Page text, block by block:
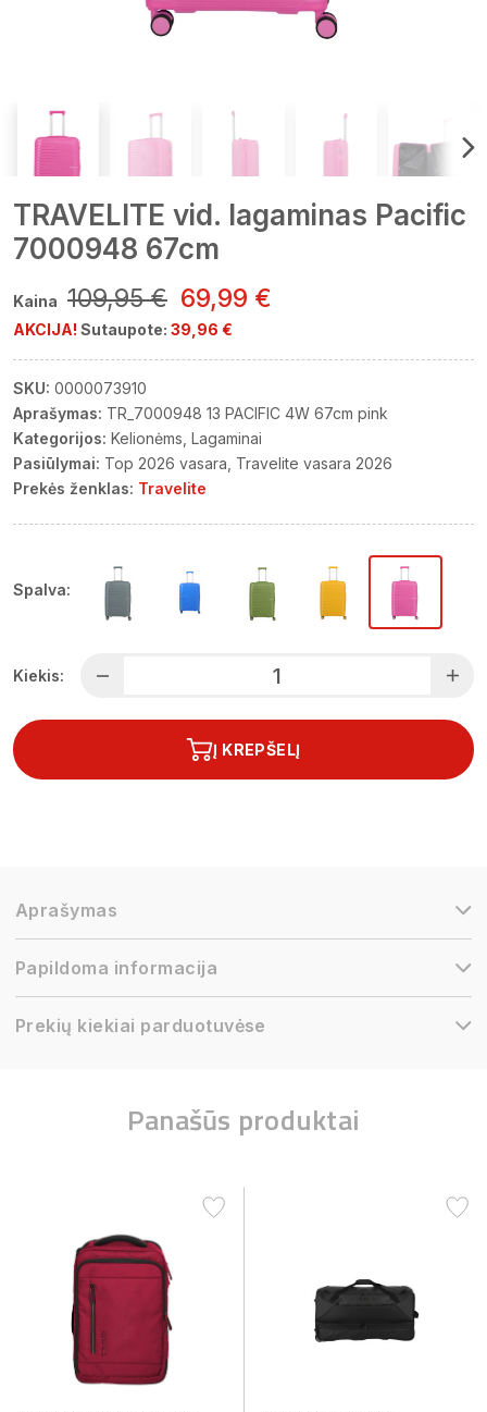
TRAVELITE vid. lagaminas Pacific
7000948 67cm
Kaina 109,95 € 69,99 €
AKCIJA! Sutaupote: 39,96 €
SKU: 0000073910
Aprašymas: TR_7000948 13 PACIFIC 4W 67cm pink
Kategorijos: Kelionėms Lagaminai
Pasiūlymai: Top 2026 vasara Travelite vasara 2026
Prekės ženklas: Travelite
Spalva:
Kiekis:
Į KREPŠELĮ
Aprašymas
Papildoma informacija
Prekių kiekiai parduotuvėse
Panašūs produktai